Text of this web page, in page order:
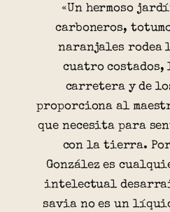
«Un hermoso
carboneros,
naranjales rodea
cuatro
carretera y de
proporciona al
que necesita para
con la tierra.
González es
intelectual
savia no es un